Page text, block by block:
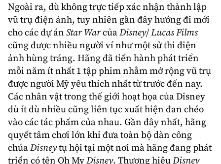
Ngoài ra, dù không trực tiếp xác nhận thành lập
vũ trụ điện ảnh, tuy nhiên gần đây hướng đi mới
cho các dự ánStar WarcủaDisney/ Lucas Films
cũng được nhiều người ví như một sử thi điện
ảnh hùng tráng. Hãng đã tiến hành phát triển
mỗi năm ít nhất 1 tập phim nhằm mở rộng vũ trụ
được người Mỹ yêu thích nhất từ trước đến nay.
Các nhân vật trong thế giới hoạt họa của Disney
dù ít dù nhiều cũng liên tục xuất hiện đan chéo
vào các tác phẩm của nhau. Gần đây nhất, hãng
quyết tâm chơi lớn khi đưa toàn bộ dàn công
chúa Disney tụ hội tại một nơi mà hãng đang phát